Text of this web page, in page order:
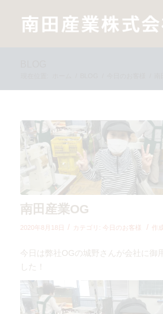
南田産業OG
2020年8月18日 / カテゴリ: 今日のお客様 / 作
今日は弊社OGの城野さんが会社に御
した！